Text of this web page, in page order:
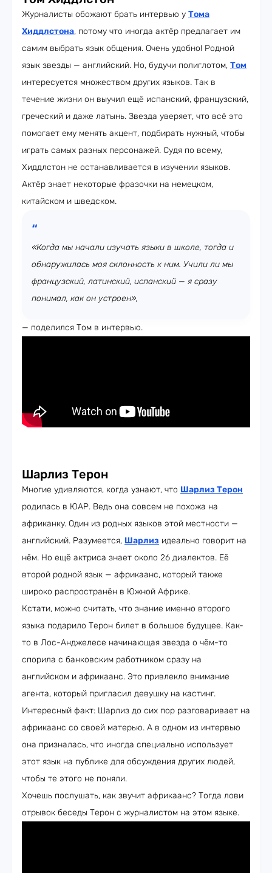
Журналисты обожают брать интервью у Тома
Хиддлстона, потому что иногда актёр предлагает им
самим выбрать язык общения. Очень удобно! Родной
язык звезды — английский. Но, будучи полиглотом, Том
интересуется множеством других языков. Так в
течение жизни он выучил ещё испанский, французский,
греческий и даже латынь. Звезда уверяет, что всё это
помогает ему менять акцент, подбирать нужный, чтобы
играть самых разных персонажей. Судя по всему,
Хиддлстон не останавливается в изучении языков.
Актёр знает некоторые фразочки на немецком,
китайском и шведском.
«Когда мы начали изучать языки в школе, тогда и
обнаружилась моя склонность к ним. Учили ли мы
французский, латинский, испанский — я сразу
понимал, как он устроен»,
— поделился Том в интервью.
Шарлиз Терон
Многие удивляются, когда узнают, что Шарлиз Терон
родилась в ЮАР. Ведь она совсем не похожа на
африканку. Один из родных языков этой местности —
английский. Разумеется, Шарлиз идеально говорит на
нём. Но ещё актриса знает около 26 диалектов. Её
второй родной язык — африкаанс, который также
широко распространён в Южной Африке.
Кстати, можно считать, что знание именно второго
языка подарило Терон билет в большое будущее. Как-
то в Лос-Анджелесе начинающая звезда о чём-то
спорила с банковским работником сразу на
английском и африкаанс. Это привлекло внимание
агента, который пригласил девушку на кастинг.
Интересный факт: Шарлиз до сих пор разговаривает на
африкаанс со своей матерью. А в одном из интервью
она призналась, что иногда специально использует
этот язык на публике для обсуждения других людей,
чтобы те этого не поняли.
Хочешь послушать, как звучит африкаанс? Тогда лови
отрывок беседы Терон с журналистом на этом языке.